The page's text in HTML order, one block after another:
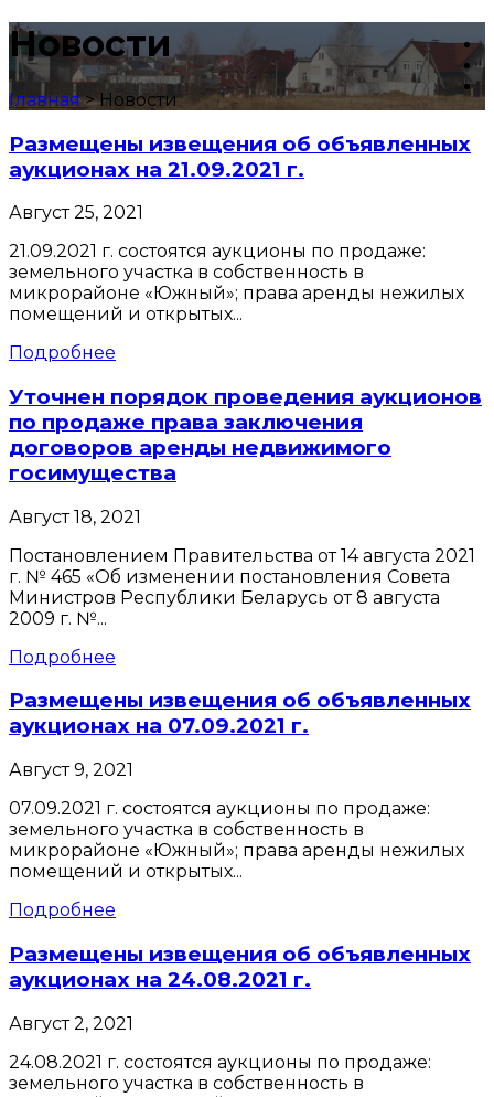
Новости
Главная>Новости
Размещены извещения об объявленных
аукционах на 21.09.2021 г.
Август 25, 2021
21.09.2021 г. состоятся аукционы по продаже:
земельного участка в собственность в
микрорайоне «Южный»; права аренды нежилых
помещений и открытых...
Подробнее
Уточнен порядок проведения аукционов
по продаже права заключения
договоров аренды недвижимого
госимущества
Август 18, 2021
Постановлением Правительства от 14 августа 2021
г. № 465 «Об изменении постановления Совета
Министров Республики Беларусь от 8 августа
2009 г. №...
Подробнее
Размещены извещения об объявленных
аукционах на 07.09.2021 г.
Август 9, 2021
07.09.2021 г. состоятся аукционы по продаже:
земельного участка в собственность в
микрорайоне «Южный»; права аренды нежилых
помещений и открытых...
Подробнее
Размещены извещения об объявленных
аукционах на 24.08.2021 г.
Август 2, 2021
24.08.2021 г. состоятся аукционы по продаже:
земельного участка в собственность в